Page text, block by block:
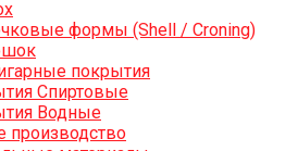
формы (Shell / Croning)
покрытия
Спиртовые
Водные
производство